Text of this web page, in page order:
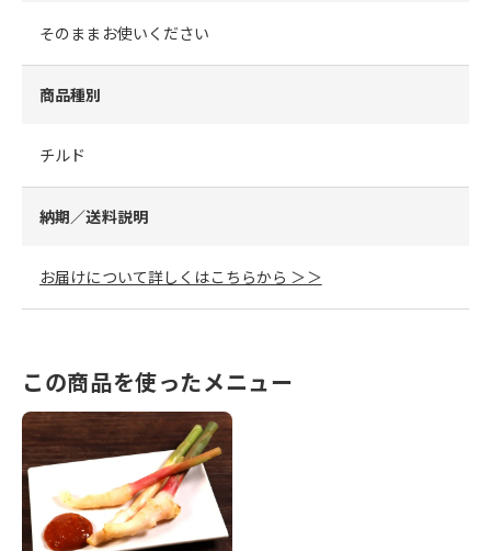
そのままお使いください
商品種別
チルド
納期／送料説明
お届けについて詳しくはこちらから ＞＞
この商品を使ったメニュー